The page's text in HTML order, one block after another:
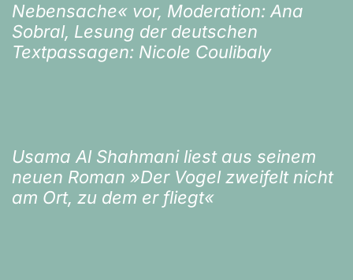
Nebensache« vor, Moderation: Ana
Sobral, Lesung der deutschen
Textpassagen: Nicole Coulibaly
Usama Al Shahmani liest aus seinem
neuen Roman »Der Vogel zweifelt nicht
am Ort, zu dem er fliegt«